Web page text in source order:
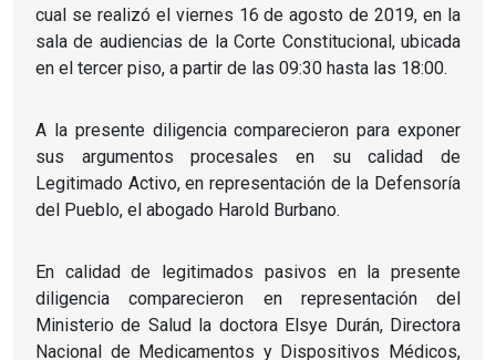
cual se realizó el viernes 16 de agosto de 2019, en la
sala de audiencias de la Corte Constitucional, ubicada
en el tercer piso, a partir de las 09:30 hasta las 18:00.
A la presente diligencia comparecieron para exponer
sus argumentos procesales en su calidad de
Legitimado Activo, en representación de la Defensoría
del Pueblo, el abogado Harold Burbano.
En calidad de legitimados pasivos en la presente
diligencia comparecieron en representación del
Ministerio de Salud la doctora Elsye Durán, Directora
Nacional de Medicamentos y Dispositivos Médicos,